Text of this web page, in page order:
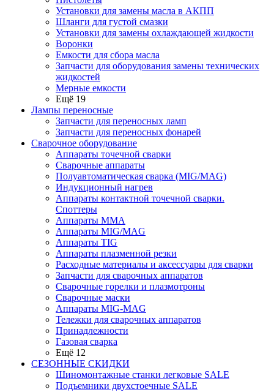
Установки для замены масла в АКПП
Шланги для густой смазки
Установки для замены охлаждающей жидкости
Воронки
Емкости для сбора масла
Запчасти для оборудования замены технических
жидкостей
Мерные емкости
Ещё 19
Лампы переносные
Запчасти для переносных ламп
Запчасти для переносных фонарей
Сварочное оборудование
Аппараты точечной сварки
Сварочные аппараты
Полуавтоматическая сварка (MIG/MAG)
Индукционный нагрев
Аппараты контактной точечной сварки.
Споттеры
Аппараты MMA
Аппараты MIG/MAG
Аппараты TIG
Аппараты плазменной резки
Расходные материалы и аксессуары для сварки
Запчасти для сварочных аппаратов
Сварочные горелки и плазмотроны
Сварочные маски
Аппараты MIG-MAG
Тележки для сварочных аппаратов
Принадлежности
Газовая сварка
Ещё 12
СЕЗОННЫЕ СКИДКИ
Шиномонтажные станки легковые SALE
Подъемники двухстоечные SALE